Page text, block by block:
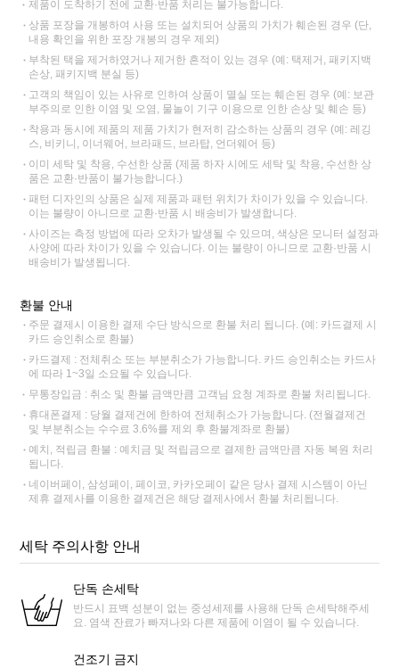
제품이 도착하기 전에 교환·반품 처리는 불가능합니다.
상품 포장을 개봉하여 사용 또는 설치되어 상품의 가치가 훼손된 경우 (단,
내용 확인을 위한 포장 개봉의 경우 제외)
부착된 택을 제거하였거나 제거한 흔적이 있는 경우 (예: 택제거, 패키지백
손상, 패키지백 분실 등)
고객의 책임이 있는 사유로 인하여 상품이 멸실 또는 훼손된 경우 (예: 보관
부주의로 인한 이염 및 오염, 물놀이 기구 이용으로 인한 손상 및 훼손 등)
착용과 동시에 제품의 제품 가치가 현저히 감소하는 상품의 경우 (예: 레깅
스, 비키니, 이너웨어, 브라패드, 브라탑, 언더웨어 등)
이미 세탁 및 착용, 수선한 상품 (제품 하자 시에도 세탁 및 착용, 수선한 상
품은 교환·반품이 불가능합니다.)
패턴 디자인의 상품은 실제 제품과 패턴 위치가 차이가 있을 수 있습니다.
이는 불량이 아니므로 교환·반품 시 배송비가 발생합니다.
사이즈는 측정 방법에 따라 오차가 발생될 수 있으며, 색상은 모니터 설정과
사양에 따라 차이가 있을 수 있습니다. 이는 불량이 아니므로 교환·반품 시
배송비가 발생됩니다.
환불 안내
주문 결제시 이용한 결제 수단 방식으로 환불 처리 됩니다. (예: 카드결제 시
카드 승인취소로 환불)
카드결제 : 전체취소 또는 부분취소가 가능합니다. 카드 승인취소는 카드사
에 따라 1~3일 소요될 수 있습니다.
무통장입금 : 취소 및 환불 금액만큼 고객님 요청 계좌로 환불 처리됩니다.
휴대폰결제 : 당월 결제건에 한하여 전체취소가 가능합니다. (전월결제건
및 부분취소는 수수료 3.6%를 제외 후 환불계좌로 환불)
예치, 적립금 환불 : 예치금 및 적립금으로 결제한 금액만큼 자동 복원 처리
됩니다.
네이버페이, 삼성페이, 페이코, 카카오페이 같은 당사 결제 시스템이 아닌
제휴 결제사를 이용한 결제건은 해당 결제사에서 환불 처리됩니다.
세탁 주의사항 안내
단독 손세탁
반드시 표백 성분이 없는 중성세제를 사용해 단독 손세탁해주세
요. 염색 잔료가 빠져나와 다른 제품에 이염이 될 수 있습니다.
건조기 금지